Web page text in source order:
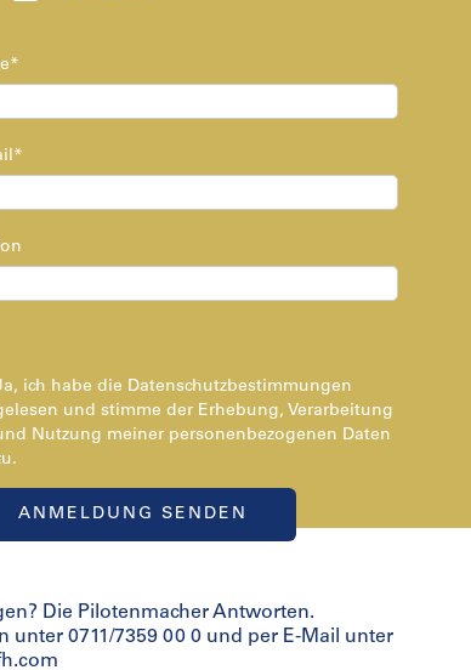
ich habe die Datenschutzbestimmungen
und stimme der Erhebung, Verarbeitung
Nutzung meiner personenbezogenen Daten
Die Pilotenmacher Antworten.
unter 0711/7359 00 0 und per E-Mail unter